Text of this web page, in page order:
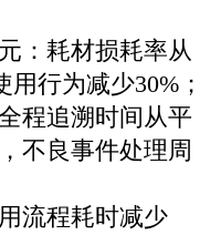
：耗材损耗率从
行为减少30%；
程追溯时间从平
不良事件处理周
流程耗时减少